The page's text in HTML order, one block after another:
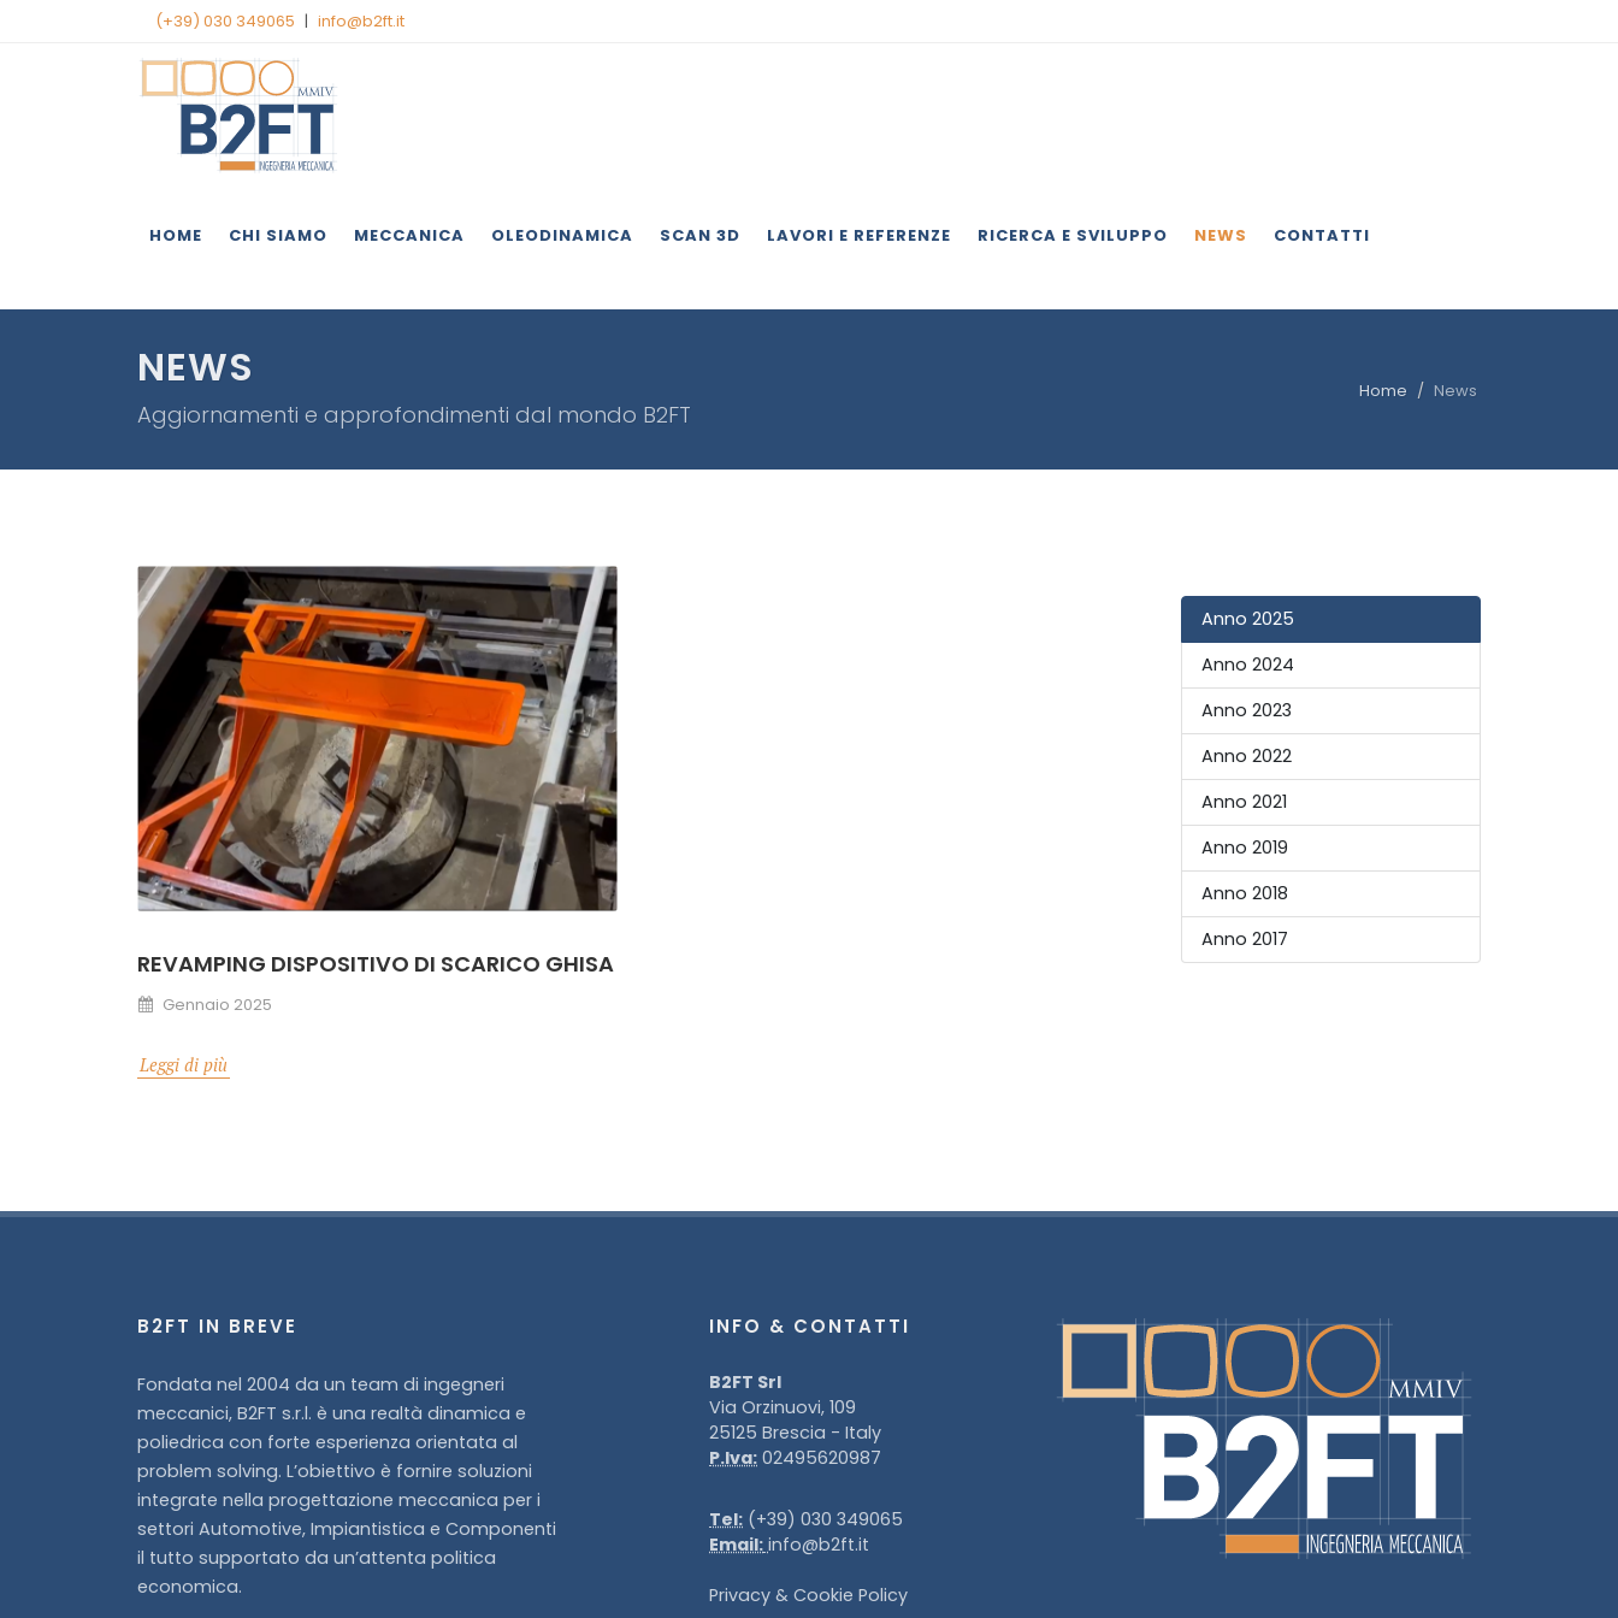
(+39) 030 349065 | info@b2ft.it
HOME CHI SIAMO MECCANICA OLEODINAMICA SCAN 3D LAVORI E REFERENZE RICERCA E SVILUPPO NEWS CONTATTI
NEWS
Aggiornamenti e approfondimenti dal mondo B2FT
Home News
REVAMPING DISPOSITIVO DI SCARICO GHISA
Gennaio 2025
Leggi di più
Anno 2025
Anno 2024
Anno 2023
Anno 2022
Anno 2021
Anno 2019
Anno 2018
Anno 2017
B2FT IN BREVE
Fondata nel 2004 da un team di ingegneri
meccanici, B2FT s.r.l. è una realtà dinamica e
poliedrica con forte esperienza orientata al
problem solving. L’obiettivo è fornire soluzioni
integrate nella progettazione meccanica per i
settori Automotive, Impiantistica e Componenti
il tutto supportato da un’attenta politica
economica.
INFO & CONTATTI
B2FT Srl
Via Orzinuovi, 109
25125 Brescia - Italy
P.Iva: 02495620987
Tel: (+39) 030 349065
Email: info@b2ft.it
Privacy & Cookie Policy